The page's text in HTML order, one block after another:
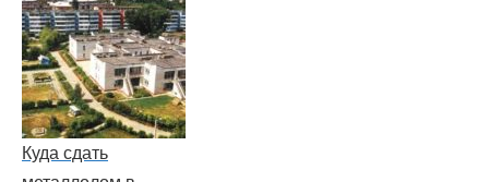
Куда сдать